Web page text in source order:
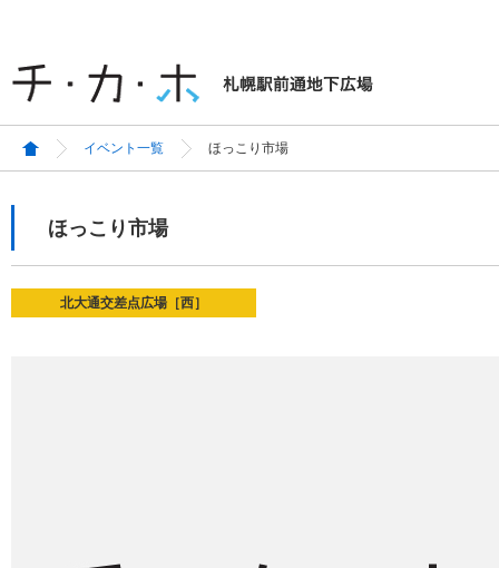
イベント一覧 ほっこり市場
ほっこり市場
北大通交差点広場［西］